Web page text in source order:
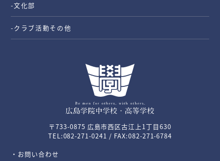
〒733-0875 広島市西区古江上1丁目630
TEL:082-271-0241 / FAX:082-271-6784
・お問い合わせ
-文化部
-クラブ活動その他